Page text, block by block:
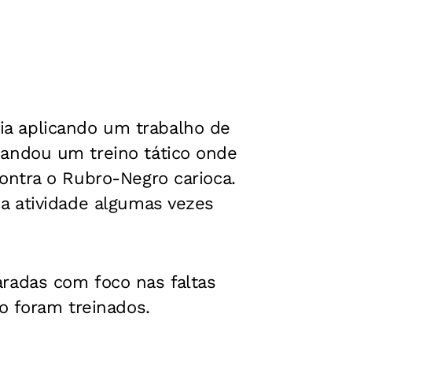
aplicando um trabalho de
um treino tático onde
o Rubro-Negro carioca.
atividade algumas vezes
com foco nas faltas
foram treinados.